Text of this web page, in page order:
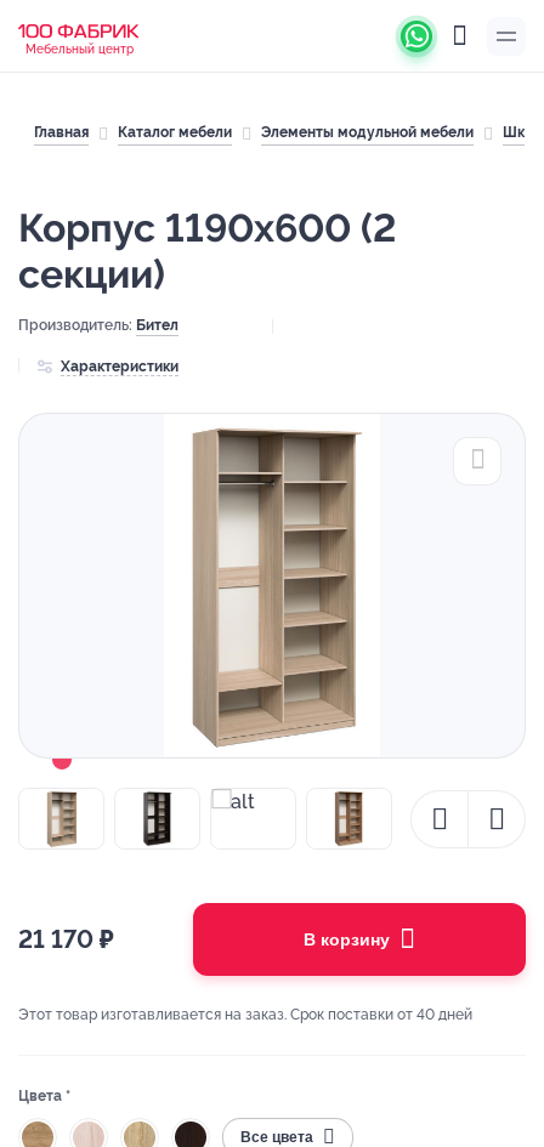
Мебельный центр
Главная Каталог мебели Элементы модульной мебели
Корпус 1190х600 (2
секции)
Производитель: Бител
Характеристики
21 170 ₽ В корзину
Этот товар изготавливается на заказ. Срок поставки от 40 дней
Цвета *
Все цвета